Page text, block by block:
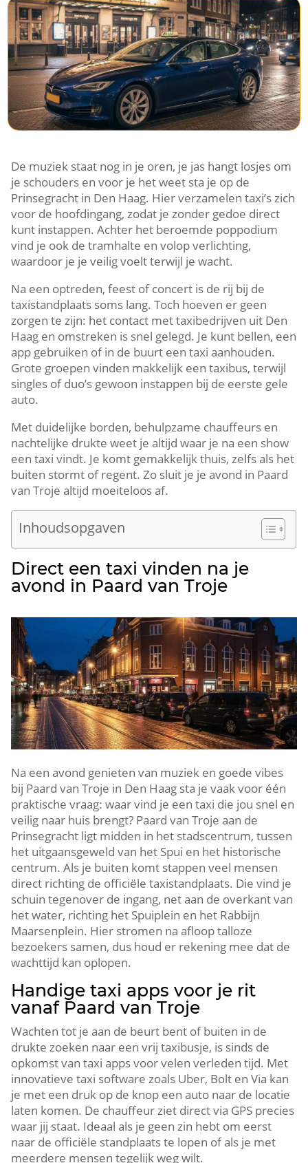
De muziek staat nog in je oren, je jas hangt losjes om
je schouders en voor je het weet sta je op de
Prinsegracht in Den Haag. Hier verzamelen taxi’s zich
voor de hoofdingang, zodat je zonder gedoe direct
kunt instappen. Achter het beroemde poppodium
vind je ook de tramhalte en volop verlichting,
waardoor je je veilig voelt terwijl je wacht.
Na een optreden, feest of concert is de rij bij de
taxistandplaats soms lang. Toch hoeven er geen
zorgen te zijn: het contact met taxibedrijven uit Den
Haag en omstreken is snel gelegd. Je kunt bellen, een
app gebruiken of in de buurt een taxi aanhouden.
Grote groepen vinden makkelijk een taxibus, terwijl
singles of duo’s gewoon instappen bij de eerste gele
auto.
Met duidelijke borden, behulpzame chauffeurs en
nachtelijke drukte weet je altijd waar je na een show
een taxi vindt. Je komt gemakkelijk thuis, zelfs als het
buiten stormt of regent. Zo sluit je je avond in Paard
van Troje altijd moeiteloos af.
Inhoudsopgaven
Direct een taxi vinden na je
avond in Paard van Troje
Na een avond genieten van muziek en goede vibes
bij Paard van Troje in Den Haag sta je vaak voor één
praktische vraag: waar vind je een taxi die jou snel en
veilig naar huis brengt? Paard van Troje aan de
Prinsegracht ligt midden in het stadscentrum, tussen
het uitgaansgeweld van het Spui en het historische
centrum. Als je buiten komt stappen veel mensen
direct richting de officiële taxistandplaats. Die vind je
schuin tegenover de ingang, net aan de overkant van
het water, richting het Spuiplein en het Rabbijn
Maarsenplein. Hier stromen na afloop talloze
bezoekers samen, dus houd er rekening mee dat de
wachttijd kan oplopen.
Handige taxi apps voor je rit
vanaf Paard van Troje
Wachten tot je aan de beurt bent of buiten in de
drukte zoeken naar een vrij taxibusje, is sinds de
opkomst van taxi apps voor velen verleden tijd. Met
innovatieve taxi software zoals Uber, Bolt en Via kan
je met een druk op de knop een auto naar de locatie
laten komen. De chauffeur ziet direct via GPS precies
waar jij staat. Ideaal als je geen zin hebt om eerst
naar de officiële standplaats te lopen of als je met
meerdere mensen tegelijk weg wilt.